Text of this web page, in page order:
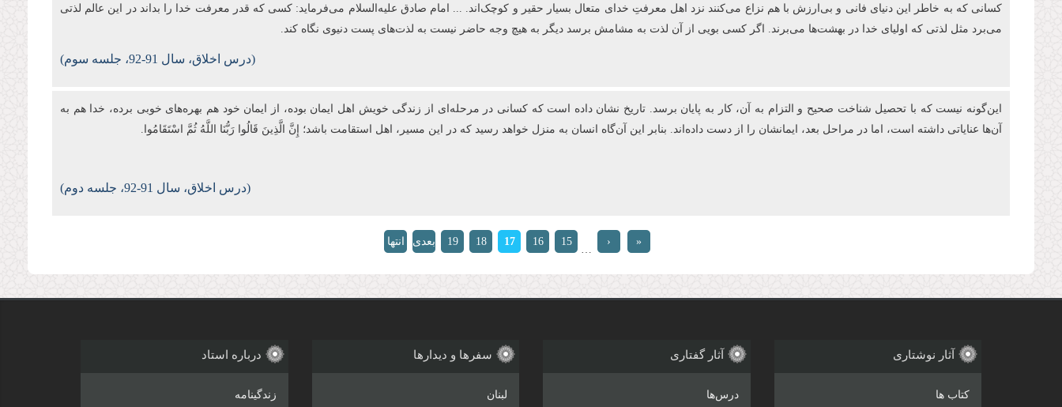
کسانی که به خاطر این دنیای فانی و بی‌ارزش با هم نزاع می‌کنند نزد اهل معرفتِ خدای متعال بسیار حقیر و کوچک‌اند. ... امام صادق علیه‌السلام می‌فرماید: کسی که قدر معرفت خدا را بداند در این عالم لذتی
می‌برد مثل لذتی که اولیای خدا در بهشت‌ها می‌برند. اگر کسی بویی از آن لذت به مشامش برسد دیگر به هیچ وجه حاضر نیست به لذت‌های پست دنیوی نگاه کند.
(درس‌ اخلاق، سال 91-92، جلسه سوم)
این‌گونه نیست که با تحصیل شناخت صحیح و التزام به آن، کار به پایان برسد. تاریخ نشان داده است که کسانی در مرحله‌ای از زندگی خویش اهل ایمان بوده، از ایمان خود هم بهره‌های خوبی برده، خدا هم به
آن‌ها عنایاتی داشته است، اما در مراحل بعد، ایمانشان را از دست داده‌اند. بنابر این آن‌گاه انسان به منزل خواهد رسید که در این مسیر، اهل استقامت باشد؛ إِنَّ الَّذِینَ قَالُوا رَبُّنَا اللَّهُ ثُمَّ اسْتَقَامُوا.
(درس‌ اخلاق، سال 91-92، جلسه دوم)
«
‹
…
15
16
17
18
19
بعدی
انتها
آثار نوشتاری
کتاب ها
آثار گفتاری
درس‌ها
سفرها و دیدارها
لبنان
درباره استاد
زندگینامه